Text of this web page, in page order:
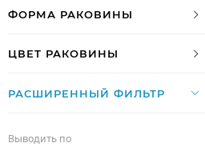
ФОРМА РАКОВИНЫ
ЦВЕТ РАКОВИНЫ
РАСШИРЕННЫЙ ФИЛЬТР
Выводить по